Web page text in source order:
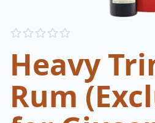
Reviews
Heavy
Rum